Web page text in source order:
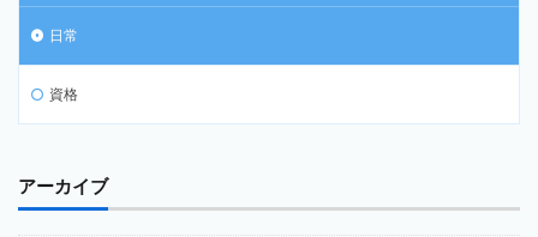
日常
資格
アーカイブ